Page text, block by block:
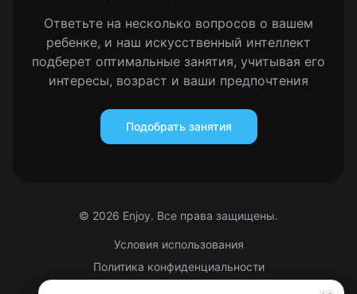
Ответьте на несколько вопросов о вашем
ребенке, и наш искусственный интеллект
подберет оптимальные занятия, учитывая его
интересы, возраст и ваши предпочтения
Подобрать занятия
© 2026 Enjoy. Все права защищены.
Условия использования
Политика конфиденциальности